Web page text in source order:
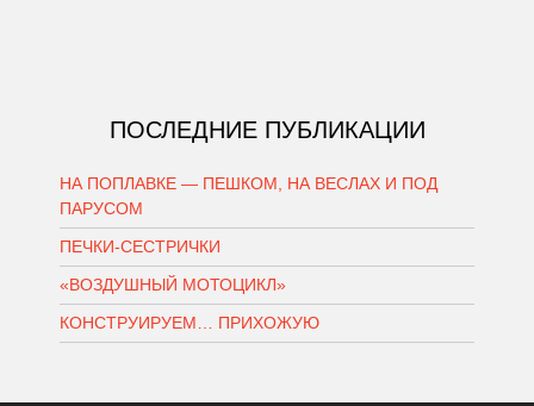
ПОСЛЕДНИЕ ПУБЛИКАЦИИ
НА ПОПЛАВКЕ — ПЕШКОМ, НА ВЕСЛАХ И ПОД
ПАРУСОМ
ПЕЧКИ-СЕСТРИЧКИ
«ВОЗДУШНЫЙ МОТОЦИКЛ»
КОНСТРУИРУЕМ… ПРИХОЖУЮ